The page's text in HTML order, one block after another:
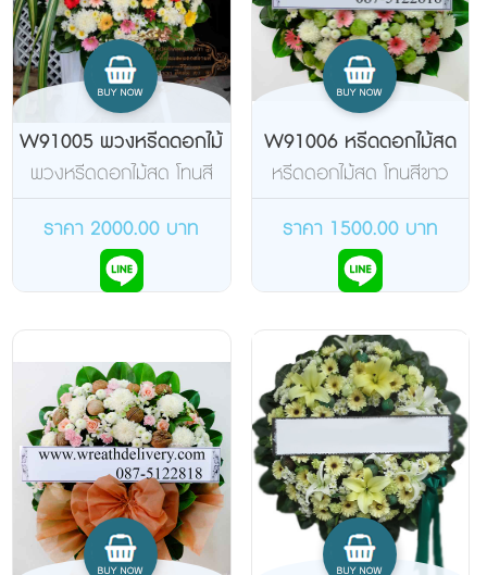
W91005 พวงหรีดดอกไม้
สด
พวงหรีดดอกไม้สด โทนสี
สดใส
ราคา 2000.00 บาท
W91006 หรีดดอกไม้สด
หรีดดอกไม้สด โทนสีขาว
เขียวชมพู
ราคา 1500.00 บาท